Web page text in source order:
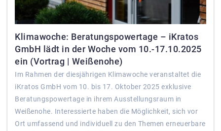
Klimawoche: Beratungspowertage – iKratos
GmbH lädt in der Woche vom 10.-17.10.2025
ein (Vortrag | Weißenohe)
Im Rahmen der diesjährigen Klimawoche veranstaltet die
iKratos GmbH vom 10. bis 17. Oktober 2025 exklusive
Beratungspowertage in ihrem Ausstellungsraum in
Weißenohe. Interessierte haben die Möglichkeit, sich vor
Ort umfassend und individuell zu den Themen erneuerbare